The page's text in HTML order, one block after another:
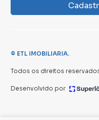
© ETL IMOBILIARIA.
Todos os direitos
Desenvolvido por